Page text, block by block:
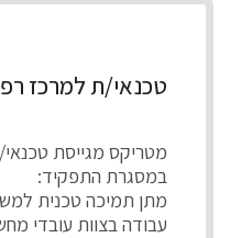
טכנאי/ת למרכז
מטריקס מגייסת
במסגרת התפקיד:
מתן תמיכה טכנית
עבודה בצוות עובדי